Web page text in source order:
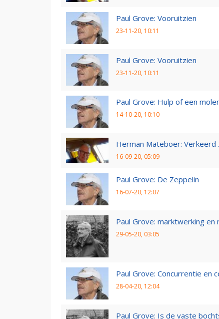
Paul Grove: Vooruitzien
23-11-20, 10:11
Paul Grove: Vooruitzien
23-11-20, 10:11
Paul Grove: Hulp of een
14-10-20, 10:10
Herman Mateboer:
16-09-20, 05:09
Paul Grove: De Zeppelin
16-07-20, 12:07
Paul Grove: marktwerking
29-05-20, 03:05
Paul Grove: Concurrentie en
28-04-20, 12:04
Paul Grove: Is de vaste